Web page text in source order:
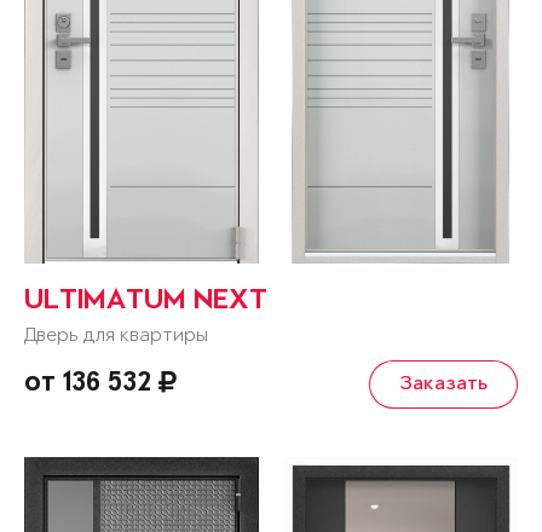
ULTIMATUM NEXT
Дверь для квартиры
от 136 532 Заказать